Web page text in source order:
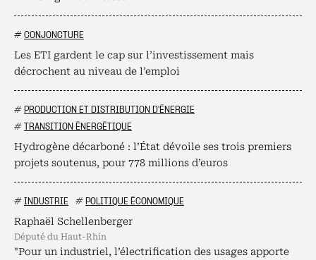
# CONJONCTURE
Les ETI gardent le cap sur l’investissement mais
décrochent au niveau de l’emploi
# PRODUCTION ET DISTRIBUTION D'ÉNERGIE
# TRANSITION ÉNERGÉTIQUE
Hydrogène décarboné : l’État dévoile ses trois premiers
projets soutenus, pour 778 millions d’euros
# INDUSTRIE # POLITIQUE ÉCONOMIQUE
Raphaël Schellenberger
député du Haut-Rhin
"Pour un industriel, l’électrification des usages apporte